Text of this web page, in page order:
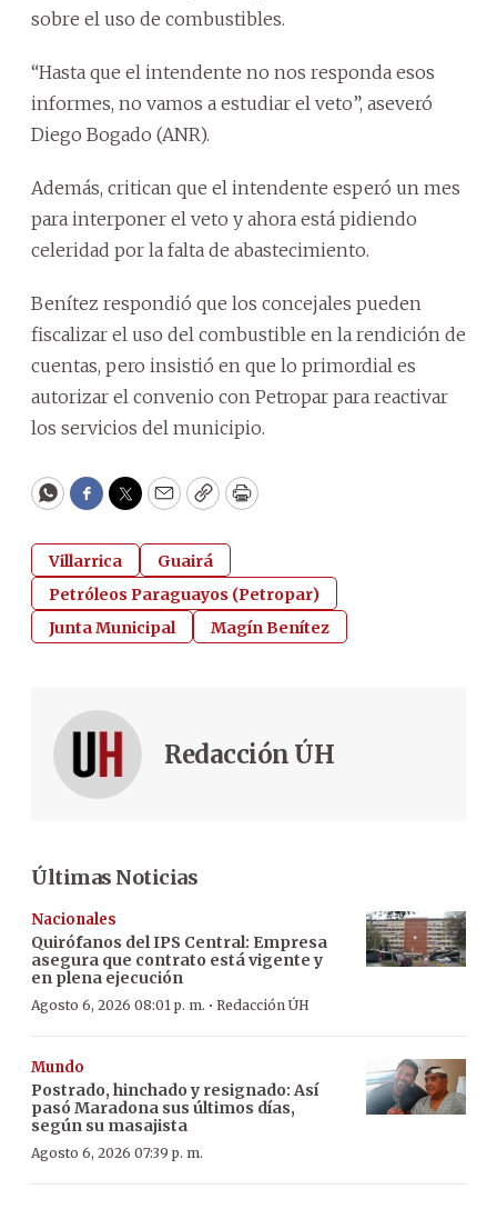
sobre el uso de combustibles.
“Hasta que el intendente no nos responda esos
informes, no vamos a estudiar el veto”, aseveró
Diego Bogado (ANR).
Además, critican que el intendente esperó un mes
para interponer el veto y ahora está pidiendo
celeridad por la falta de abastecimiento.
Benítez respondió que los concejales pueden
fiscalizar el uso del combustible en la rendición de
cuentas, pero insistió en que lo primordial es
autorizar el convenio con Petropar para reactivar
los servicios del municipio.
WhatsApp
Facebook
Twitter
EmailCopyPrint
Villarrica
Guairá
Petróleos Paraguayos (Petropar)
Junta Municipal
Magín Benítez
Redacción ÚH
Últimas Noticias
Nacionales
Quirófanos del IPS Central: Empresa
asegura que contrato está vigente y
en plena ejecución
Agosto 6, 2026 08:01 p. m. · Redacción ÚH
Mundo
Postrado, hinchado y resignado: Así
pasó Maradona sus últimos días,
según su masajista
Agosto 6, 2026 07:39 p. m.